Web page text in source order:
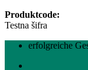
Produktcode:
Testna šifra
erfolgreiche